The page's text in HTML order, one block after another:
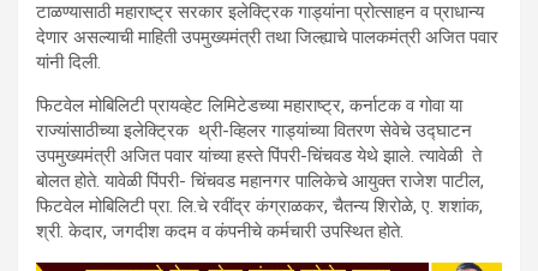
टाळण्यासाठी महाराष्ट्र सरकार इलेक्ट्रिक‍ गाड्यांना प्रोत्साहन व प्राधान्य
देणार असल्याची माहिती उपमुख्यमंत्री तथा जिल्ह्याचे पालकमंत्री अजित पवार
यांनी दिली.
फिटवेल मोबिलिटी प्रायव्हेट लिमिटेडच्या महाराष्ट्र, कर्नाटक व गोवा या
राज्यांसाठीच्या इलेक्ट्रिक थ्री-व्हिलर गाड्यांच्या वितरण सेवेचे उद्घाटन
उपमुख्यमंत्री अजित पवार यांच्या हस्ते पिंपरी-चिंचवड येथे झाले. त्यावेळी ते
बोलत होते. यावेळी पिंपरी- चिंचवड महानगर पालिकेचे आयुक्त राजेश पाटील,
फिटवेल मोबिलिटी प्रा. लि.चे रवींद्र कंग्राळकर, चैतन्य शिरोळे, ए. शशांक,
श्री. केदार, जगदीश कदम व कंपनीचे कर्मचारी उपस्थित होते.